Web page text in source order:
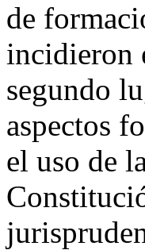
de
incidieron
segundo
aspectos
el uso de